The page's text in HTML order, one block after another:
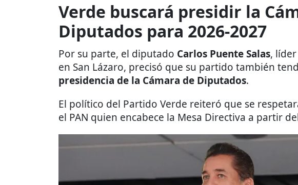
Verde buscará presidir la
Diputados para 2026-2027
Por su parte, el diputado Carlos Puente Salas,
en San Lázaro, precisó que su partido también
presidencia de la Cámara de Diputados.
El político del Partido Verde reiteró que se
el PAN quien encabece la Mesa Directiva a partir